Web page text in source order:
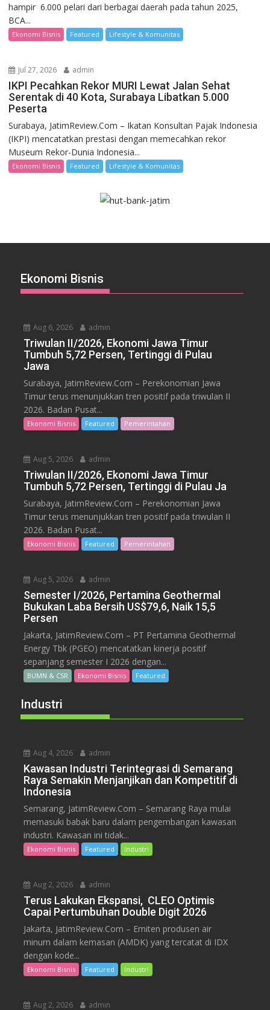
hampir 6.000 pelari dari berbagai daerah pada tahun 2025,
BCA...
Ekonomi Bisnis Featured Lifestyle & Komunitas
Jul 27, 2026 admin
IKPI Pecahkan Rekor MURI Lewat Jalan Sehat
Serentak di 40 Kota, Surabaya Libatkan 5.000
Peserta
Surabaya, JatimReview.Com – Ikatan Konsultan Pajak Indonesia
(IKPI) mencatatkan prestasi dengan memecahkan rekor
Museum Rekor-Dunia Indonesia...
Ekonomi Bisnis Featured Lifestyle & Komunitas
Ekonomi Bisnis
Aug 6, 2026 admin
Triwulan II/2026, Ekonomi Jawa Timur
Tumbuh 5,72 Persen, Tertinggi di Pulau
Jawa
Surabaya, JatimReview.Com – Perekonomian Jawa
Timur terus menunjukkan tren positif pada triwulan II
2026. Badan Pusat...
Ekonomi Bisnis Featured Pemerintahan
Aug 5, 2026 admin
Triwulan II/2026, Ekonomi Jawa Timur
Tumbuh 5,72 Persen, Tertinggi di Pulau Ja
Surabaya, JatimReview.Com – Perekonomian Jawa
Timur terus menunjukkan tren positif pada triwulan II
2026. Badan Pusat...
Ekonomi Bisnis Featured Pemerintahan
Aug 5, 2026 admin
Semester I/2026, Pertamina Geothermal
Bukukan Laba Bersih US$79,6, Naik 15,5
Persen
Jakarta, JatimReview.Com – PT Pertamina Geothermal
Energy Tbk (PGEO) mencatatkan kinerja positif
sepanjang semester I 2026 dengan...
BUMN & CSR Ekonomi Bisnis Featured
Industri
Aug 4, 2026 admin
Kawasan Industri Terintegrasi di Semarang
Raya Semakin Menjanjikan dan Kompetitif di
Indonesia
Semarang, JatimReview.Com – Semarang Raya mulai
memasuki babak baru dalam pengembangan kawasan
industri. Kawasan ini tidak...
Ekonomi Bisnis Featured Industri
Aug 2, 2026 admin
Terus Lakukan Ekspansi, CLEO Optimis
Capai Pertumbuhan Double Digit 2026
Jakarta, JatimReview.Com – Emiten produsen air
minum dalam kemasan (AMDK) yang tercatat di IDX
dengan kode...
Ekonomi Bisnis Featured Industri
Aug 2, 2026 admin